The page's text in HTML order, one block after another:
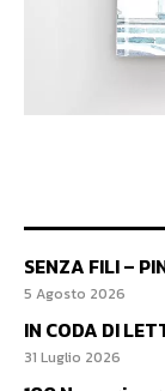
SENZA FILI –
5 Agosto 2026
IN CODA DI
31 Luglio 2026